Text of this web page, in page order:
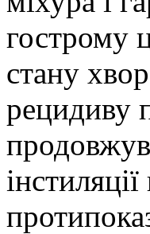
гострому
стану
рецидиву